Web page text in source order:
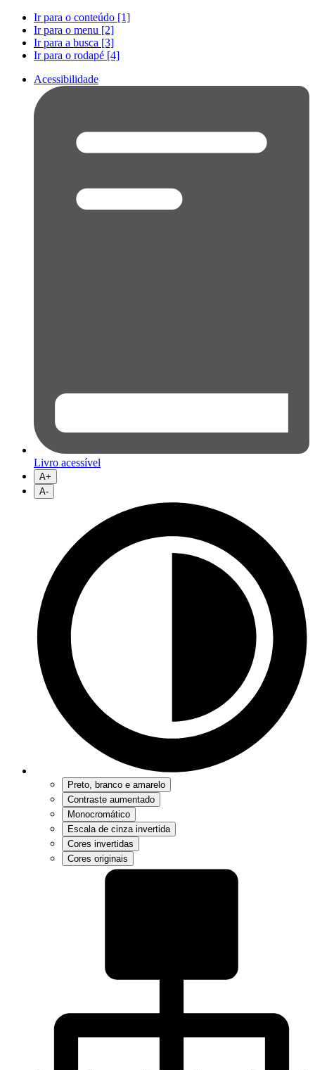
Ir para o conteúdo [1]
Ir para o menu [2]
Ir para a busca [3]
Ir para o rodapé [4]
Acessibilidade
Livro acessível
A+
A-
Preto, branco e amarelo
Contraste aumentado
Monocromático
Escala de cinza invertida
Cores invertidas
Cores originais